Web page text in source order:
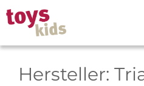
Zum
Inhalt
springen
Hersteller: